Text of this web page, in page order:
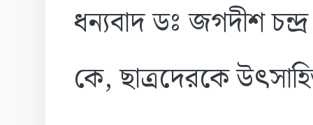
ধন্যবাদ ডঃ জগদীশ
কে, ছাত্রদেরকে